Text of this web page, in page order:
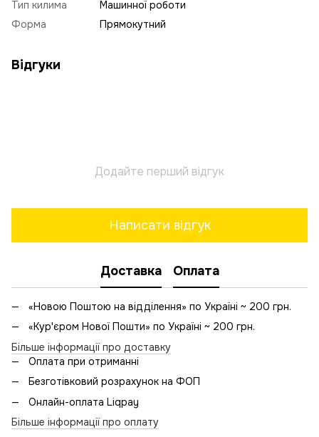
Тип килима
Машинної роботи
Форма
Прямокутний
Відгуки
Додайте перший відгук
Написати відгук
Доставка Оплата
«Новою Поштою на відділення» по Україні ~ 200 грн.
«Кур'єром Нової Пошти» по Україні ~ 200 грн.
Більше інформації про доставку
Оплата при отриманні
Безготівковий розрахунок на ФОП
Онлайн-оплата Liqpay
Більше інформації про оплату